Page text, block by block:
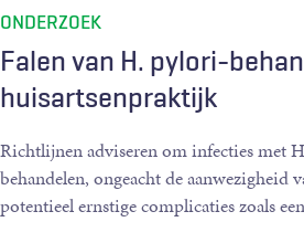
Falen van H. pylori-
huisartsenpraktijk
ONDERZOEK
Richtlijnen adviseren om infecties met
behandelen, ongeacht de aanwezigheid
potentieel ernstige complicaties zoals